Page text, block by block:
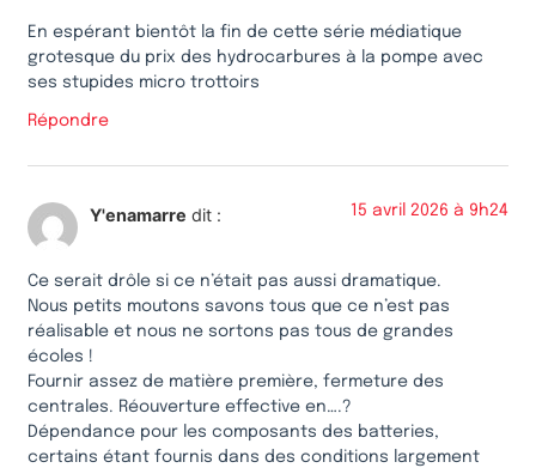
En espérant bientôt la fin de cette série médiatique
grotesque du prix des hydrocarbures à la pompe avec
ses stupides micro trottoirs
Répondre
Y'enamarre dit : 15 avril 2026 à 9h24
Ce serait drôle si ce n’était pas aussi dramatique.
Nous petits moutons savons tous que ce n’est pas
réalisable et nous ne sortons pas tous de grandes
écoles !
Fournir assez de matière première, fermeture des
centrales. Réouverture effective en….?
Dépendance pour les composants des batteries,
certains étant fournis dans des conditions largement